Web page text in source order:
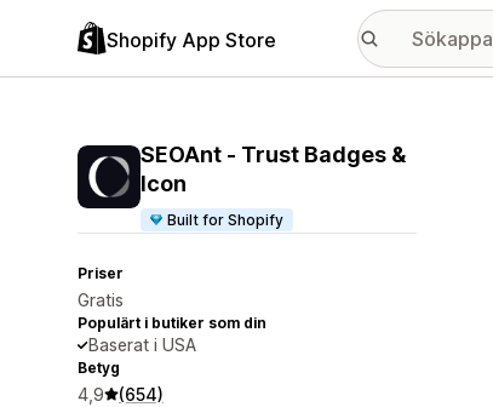
Shopify App Store
SEOAnt ‑ Trust Badges &
Icon
Built for Shopify
Priser
Gratis
Populärt i butiker som din
Baserat i USA
Betyg
4,9 (654)